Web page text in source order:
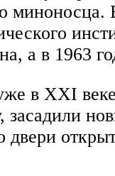
а в 1963
в XXI
засадили
двери